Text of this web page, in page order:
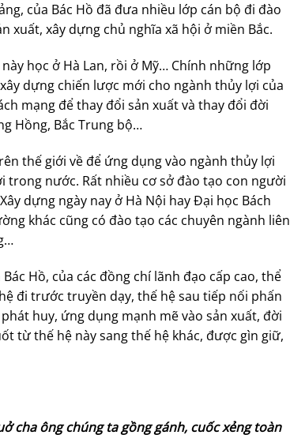
của Bác Hồ đã đưa nhiều lớp cán bộ đi đào
xuất, xây dựng chủ nghĩa xã hội ở miền Bắc.
học ở Hà Lan, rồi ở Mỹ… Chính những lớp
dựng chiến lược mới cho ngành thủy lợi của
mạng để thay đổi sản xuất và thay đổi đời
Hồng, Bắc Trung bộ…
thế giới về để ứng dụng vào ngành thủy lợi
trong nước. Rất nhiều cơ sở đào tạo con người
dựng ngày nay ở Hà Nội hay Đại học Bách
khác cũng có đào tạo các chuyên ngành liên
Hồ, của các đồng chí lãnh đạo cấp cao, thể
đi trước truyền dạy, thế hệ sau tiếp nối phấn
huy, ứng dụng mạnh mẽ vào sản xuất, đời
từ thế hệ này sang thế hệ khác, được gìn giữ,
cha ông chúng ta gồng gánh, cuốc xẻng toàn